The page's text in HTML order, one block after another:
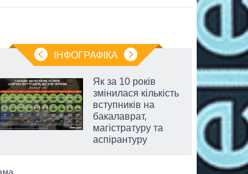
ІНФОГРАФІКА
Як за 10 років
змінилася кількість
вступників на
бакалаврат,
магістратуру та
аспірантуру